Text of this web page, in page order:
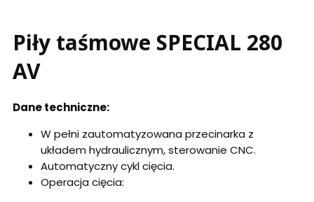
Piły taśmowe SPECIAL 280
AV
Dane techniczne:
W pełni zautomatyzowana przecinarka z
układem hydraulicznym, sterowanie CNC.
Automatyczny cykl cięcia.
Operacja cięcia: